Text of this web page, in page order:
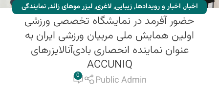
اخبار, اخبار و رویدادها,زیبایی,لاغری,لیزر موهای زائد,نمایندگی
ACCUNIQ
,ورکشاپ ها
حضور آفرمد در نمایشگاه تخصصی ورزشی
اولین همایش ملی مربیان ورزشی ایران به
عنوان نماینده انحصاری بادی‌آنالایزرهای
ACCUNIQ
Public Admin
0